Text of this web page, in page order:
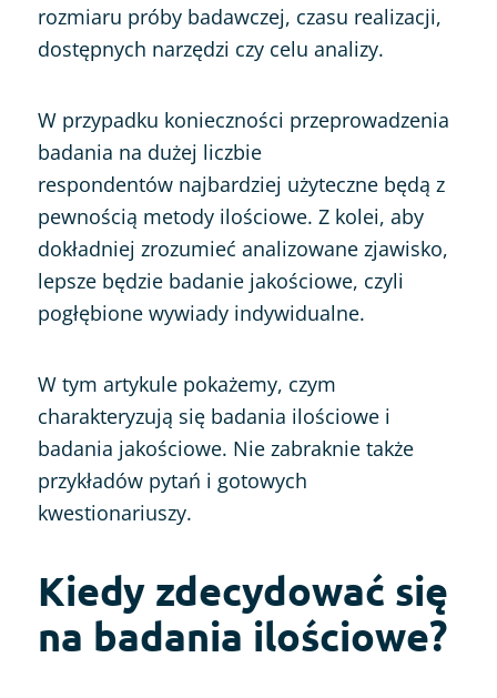
rozmiaru próby badawczej, czasu realizacji,
dostępnych narzędzi czy celu analizy.
W przypadku konieczności przeprowadzenia
badania na dużej liczbie
respondentów najbardziej użyteczne będą z
pewnością metody ilościowe. Z kolei, aby
dokładniej zrozumieć analizowane zjawisko,
lepsze będzie badanie jakościowe, czyli
pogłębione wywiady indywidualne.
W tym artykule pokażemy, czym
charakteryzują się badania ilościowe i
badania jakościowe. Nie zabraknie także
przykładów pytań i gotowych
kwestionariuszy.
Kiedy zdecydować się
na badania ilościowe?